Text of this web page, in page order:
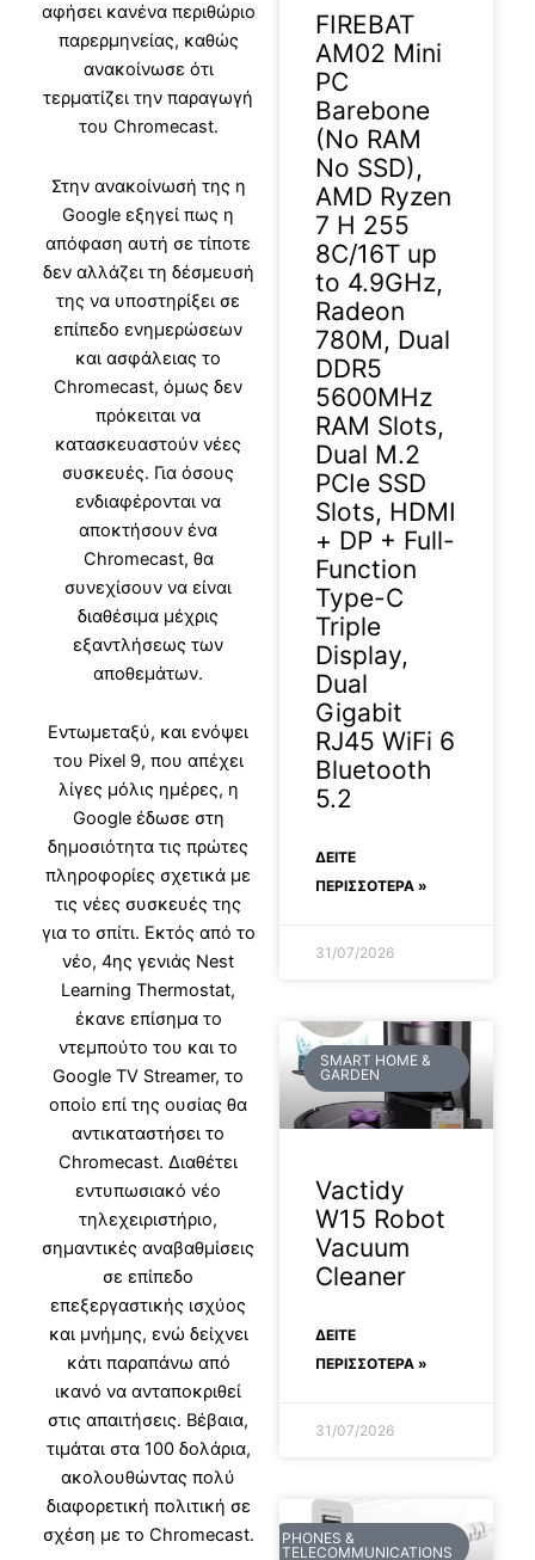
αφήσει κανένα περιθώριο
παρερμηνείας, καθώς
ανακοίνωσε ότι
τερματίζει την παραγωγή
του Chromecast.
Στην ανακοίνωσή της η
Google εξηγεί πως η
απόφαση αυτή σε τίποτε
δεν αλλάζει τη δέσμευσή
της να υποστηρίξει σε
επίπεδο ενημερώσεων
και ασφάλειας το
Chromecast, όμως δεν
πρόκειται να
κατασκευαστούν νέες
συσκευές. Για όσους
ενδιαφέρονται να
αποκτήσουν ένα
Chromecast, θα
συνεχίσουν να είναι
διαθέσιμα μέχρις
εξαντλήσεως των
αποθεμάτων.
Εντωμεταξύ, και ενόψει
του Pixel 9, που απέχει
λίγες μόλις ημέρες, η
Google έδωσε στη
δημοσιότητα τις πρώτες
πληροφορίες σχετικά με
τις νέες συσκευές της
για το σπίτι. Εκτός από το
νέο, 4ης γενιάς Nest
Learning Thermostat,
έκανε επίσημα το
ντεμπούτο του και το
Google TV Streamer, το
οποίο επί της ουσίας θα
αντικαταστήσει το
Chromecast. Διαθέτει
εντυπωσιακό νέο
τηλεχειριστήριο,
σημαντικές αναβαθμίσεις
σε επίπεδο
επεξεργαστικής ισχύος
και μνήμης, ενώ δείχνει
κάτι παραπάνω από
ικανό να ανταποκριθεί
στις απαιτήσεις. Βέβαια,
τιμάται στα 100 δολάρια,
ακολουθώντας πολύ
διαφορετική πολιτική σε
σχέση με το Chromecast.
FIREBAT
AM02 Mini
PC
Barebone
(No RAM
No SSD),
AMD Ryzen
7 H 255
8C/16T up
to 4.9GHz,
Radeon
780M, Dual
DDR5
5600MHz
RAM Slots,
Dual M.2
PCIe SSD
Slots, HDMI
+ DP + Full-
Function
Type-C
Triple
Display,
Dual
Gigabit
RJ45 WiFi 6
Bluetooth
5.2
ΔΕΊΤΕ
ΠΕΡΙΣΣΟΤΕΡΑ »
31/07/2026
SMART HOME &
GARDEN
Vactidy
W15 Robot
Vacuum
Cleaner
ΔΕΊΤΕ
ΠΕΡΙΣΣΟΤΕΡΑ »
31/07/2026
PHONES &
TELECOMMUNICATIONS